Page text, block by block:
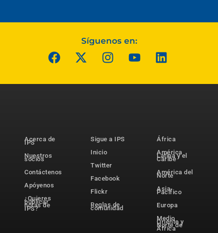
Síguenos en:
Acerca de
IPS
Nuestros
socios
Contáctenos
Apóyenos
¿Quieres
publicar
notas de
IPS?
Sigue a IPS
Inicio
Twitter
Facebook
Flickr
Reglas de
comunidad
África
América
Latina y el
Caribe
América del
Norte
Asia-
Pacífico
Europa
Medio
Oriente y
Norte de
África